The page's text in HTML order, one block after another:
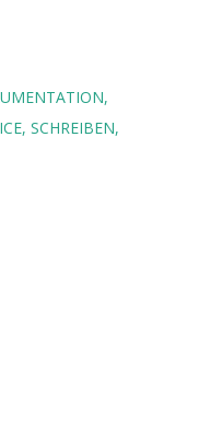
SCHREIBEN